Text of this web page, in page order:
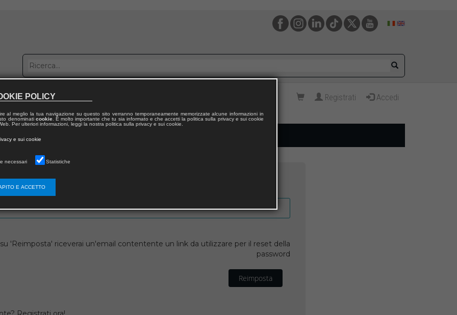
con noi Registrati Accedi
'Reimposta' riceverai un'email contentente un link da utilizzare per il reset della
password
Reimposta
POLICY
al meglio la tua navigazione su questo sito verranno temporaneamente memorizzate alcune informazioni in
denominati cookie. È molto importante che tu sia informato e che accetti la politica sulla privacy e sui cookie
Per ulteriori informazioni, leggi la nostra politica sulla privacy e sui cookie.
e sui cookie
necessari Statistiche
E ACCETTO